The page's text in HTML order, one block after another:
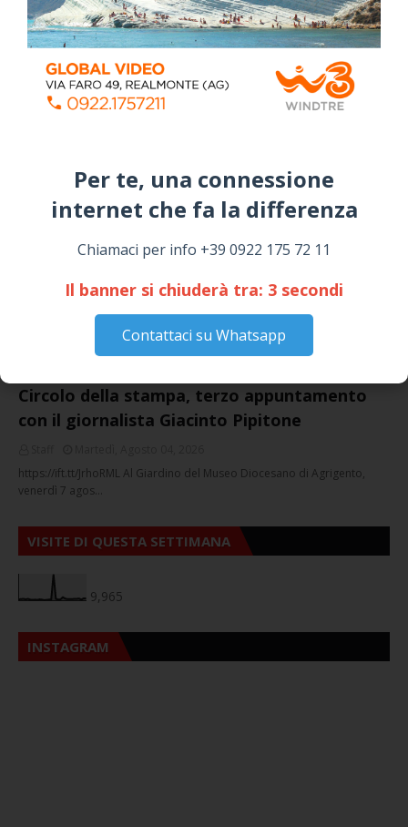
Per te, una connessione
internet che fa la differenza​
Chiamaci per info +39 0922 175 72 11
Il banner si chiuderà tra: 3 secondi
Contattaci su Whatsapp
July 24, 2026
Siculiana, concerto del 1° Maggio 2026 in
Piazza Umberto I: arrivano I Cugini di
Campagna
April 14, 2026
GIUSEPPE
March 16, 2026
Circolo della stampa, terzo appuntamento
con il giornalista Giacinto Pipitone
https://ift.tt/JrhoRML Al Giardino del Museo Diocesano di Agrigento,
venerdì 7 agos…
VISITE DI QUESTA SETTIMANA
9,965
INSTAGRAM